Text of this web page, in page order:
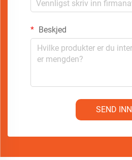
Beskjed
SEND INN